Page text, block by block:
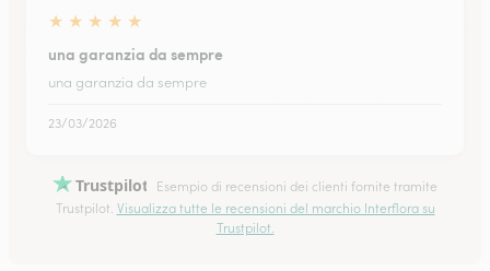
★ ★ ★ ★ ★
una garanzia da sempre
una garanzia da sempre
23/03/2026
Trustpilot
Esempio di recensioni dei clienti fornite tramite
Trustpilot. Visualizza tutte le recensioni del marchio Interflora su
Trustpilot.